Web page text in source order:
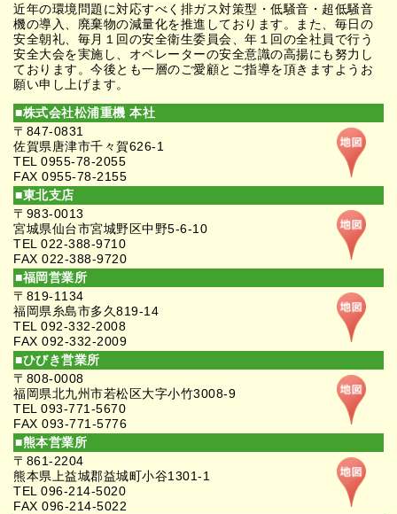
近年の環境問題に対応すべく排ガス対策型・低騒音・超低騒音
機の導入、廃棄物の減量化を推進しております。また、毎日の
安全朝礼、毎月１回の安全衛生委員会、年１回の全社員で行う
安全大会を実施し、オペレーターの安全意識の高揚にも努力し
ております。今後とも一層のご愛顧とご指導を頂きますようお
願い申し上げます。
■株式会社松浦重機 本社
〒847-0831
佐賀県唐津市千々賀626-1
TEL 0955-78-2055
FAX 0955-78-2155
■東北支店
〒983-0013
宮城県仙台市宮城野区中野5-6-10
TEL 022-388-9710
FAX 022-388-9720
■福岡営業所
〒819-1134
福岡県糸島市多久819-14
TEL 092-332-2008
FAX 092-332-2009
■ひびき営業所
〒808-0008
福岡県北九州市若松区大字小竹3008-9
TEL 093-771-5670
FAX 093-771-5776
■熊本営業所
〒861-2204
熊本県上益城郡益城町小谷1301-1
TEL 096-214-5020
FAX 096-214-5022